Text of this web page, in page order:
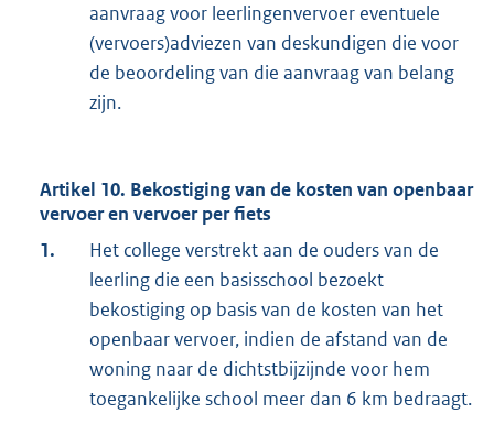
aanvraag voor leerlingenvervoer eventuele
(vervoers)adviezen van deskundigen die voor
de beoordeling van die aanvraag van belang
zijn.
Artikel 10. Bekostiging van de kosten van openbaar
vervoer en vervoer per fiets
1.
Het college verstrekt aan de ouders van de
leerling die een basisschool bezoekt
bekostiging op basis van de kosten van het
openbaar vervoer, indien de afstand van de
woning naar de dichtstbijzijnde voor hem
toegankelijke school meer dan 6 km bedraagt.